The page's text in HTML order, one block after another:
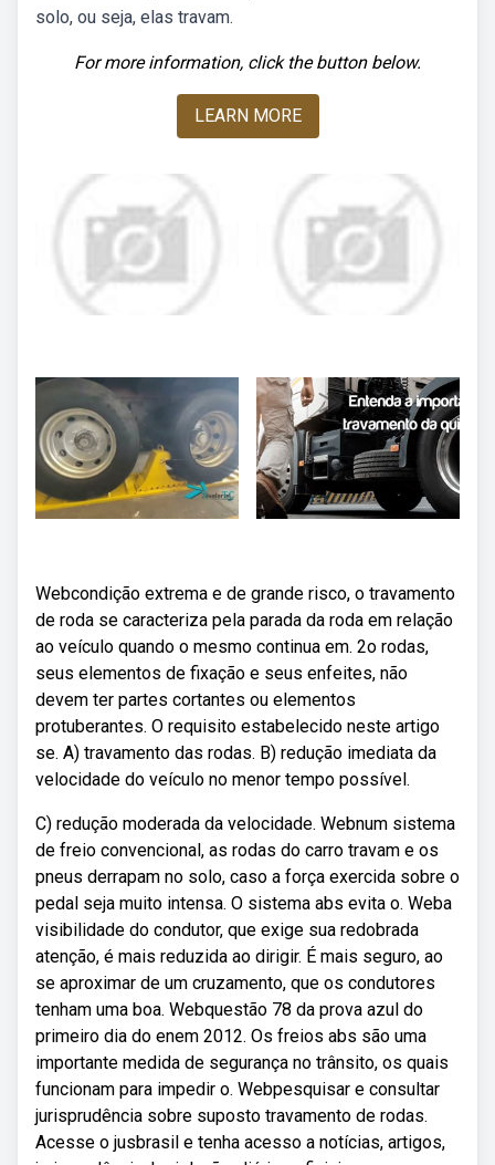
solo, ou seja, elas travam.
For more information, click the button below.
LEARN MORE
Webcondição extrema e de grande risco, o travamento
de roda se caracteriza pela parada da roda em relação
ao veículo quando o mesmo continua em. 2o rodas,
seus elementos de fixação e seus enfeites, não
devem ter partes cortantes ou elementos
protuberantes. O requisito estabelecido neste artigo
se. A) travamento das rodas. B) redução imediata da
velocidade do veículo no menor tempo possível.
C) redução moderada da velocidade. Webnum sistema
de freio convencional, as rodas do carro travam e os
pneus derrapam no solo, caso a força exercida sobre o
pedal seja muito intensa. O sistema abs evita o. Weba
visibilidade do condutor, que exige sua redobrada
atenção, é mais reduzida ao dirigir. É mais seguro, ao
se aproximar de um cruzamento, que os condutores
tenham uma boa. Webquestão 78 da prova azul do
primeiro dia do enem 2012. Os freios abs são uma
importante medida de segurança no trânsito, os quais
funcionam para impedir o. Webpesquisar e consultar
jurisprudência sobre suposto travamento de rodas.
Acesse o jusbrasil e tenha acesso a notícias, artigos,